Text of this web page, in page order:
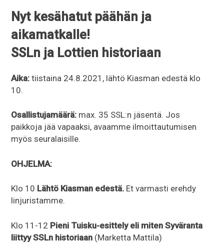
Nyt kesähatut päähän ja
aikamatkalle!
SSLn ja Lottien historiaan
Aika: tiistaina 24.8.2021, lähtö Kiasman edestä klo
10.
Osallistujamäärä: max. 35 SSL:n jäsentä. Jos
paikkoja jää vapaaksi, avaamme ilmoittautumisen
myös seuralaisille.
OHJELMA:
Klo 10 Lähtö Kiasman edestä. Et varmasti erehdy
linjuristamme.
Klo 11-12 Pieni Tuisku-esittely eli miten Syväranta
liittyy SSLn historiaan (Marketta Mattila)